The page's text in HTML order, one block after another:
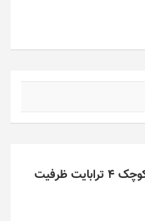
این کارت حافظه کوچک ۴ ترابایت ظرفیت